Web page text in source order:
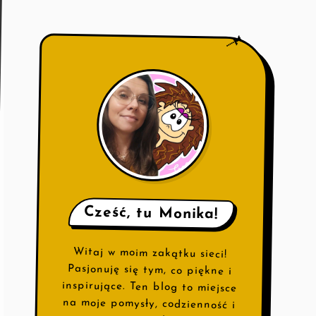
📌
Cześć, tu Monika!
Witaj w moim zakątku sieci!
Pasjonuję się tym, co piękne i
inspirujące. Ten blog to miejsce
na moje pomysły, codzienność i